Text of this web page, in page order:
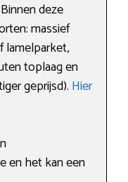
deze
massief
lamelparket,
toplaag en
geprijsd).Hier
en het kan een